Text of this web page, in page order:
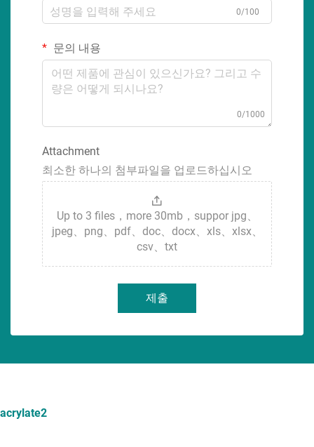
0/100
문의 내용
0/1000
Attachment
최소한 하나의 첨부파일을 업로드하십시오
Up to 3 files，more 30mb，suppor jpg、
jpeg、png、pdf、doc、docx、xls、xlsx、
csv、txt
제출
acrylate2